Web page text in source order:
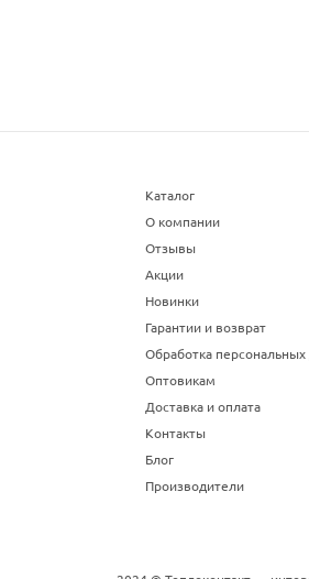
Каталог
О компании
Отзывы
Акции
Новинки
Гарантии и возврат
Обработка
Оптовикам
Доставка и оплата
Контакты
Блог
Производители